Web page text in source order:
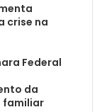
crise na
Federal
da
familiar